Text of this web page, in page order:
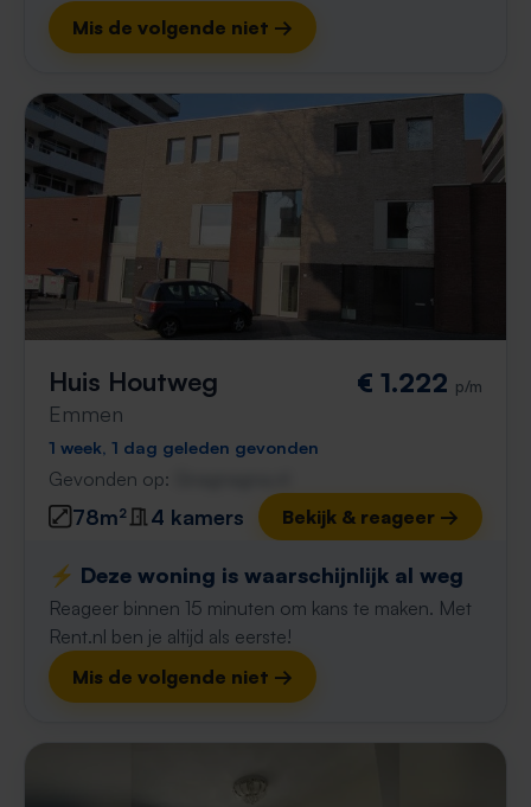
Mis de volgende niet →
Huis Houtweg
Emmen
€ 1.222 p/m
1 week, 1 dag geleden gevonden
Gevonden op:
78m² 4 kamers Bekijk & reageer →
⚡️ Deze woning is waarschijnlijk al weg
Reageer binnen 15 minuten om kans te maken. Met
Rent.nl ben je altijd als eerste!
Mis de volgende niet →